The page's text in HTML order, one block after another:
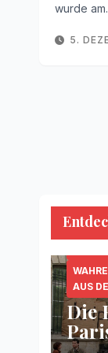
wurde
5.
AUS
Die